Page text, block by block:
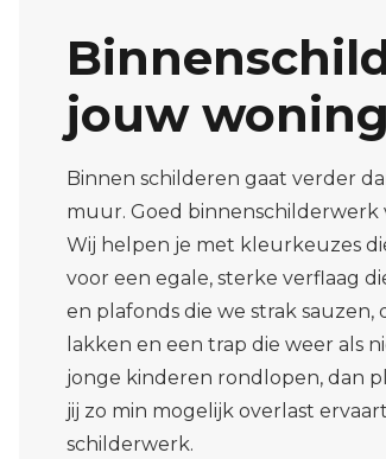
jouw
Binnen schilderen gaat verder
muur. Goed binnenschilderwerk
Wij helpen je met kleurkeuzes
voor een egale, sterke verflaag
en plafonds die we strak
lakken en een trap die weer als
jonge kinderen rondlopen, dan
jij zo min mogelijk overlast
schilderwerk.